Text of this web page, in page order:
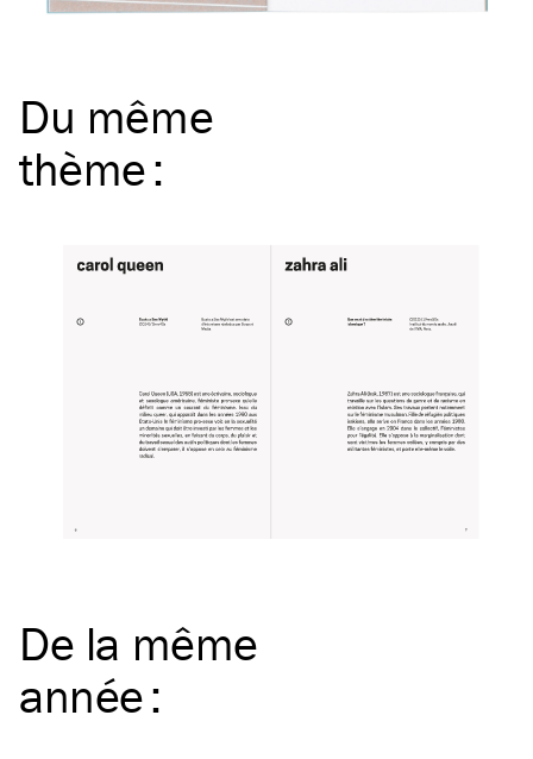
Du même
thème:
De la même
année: